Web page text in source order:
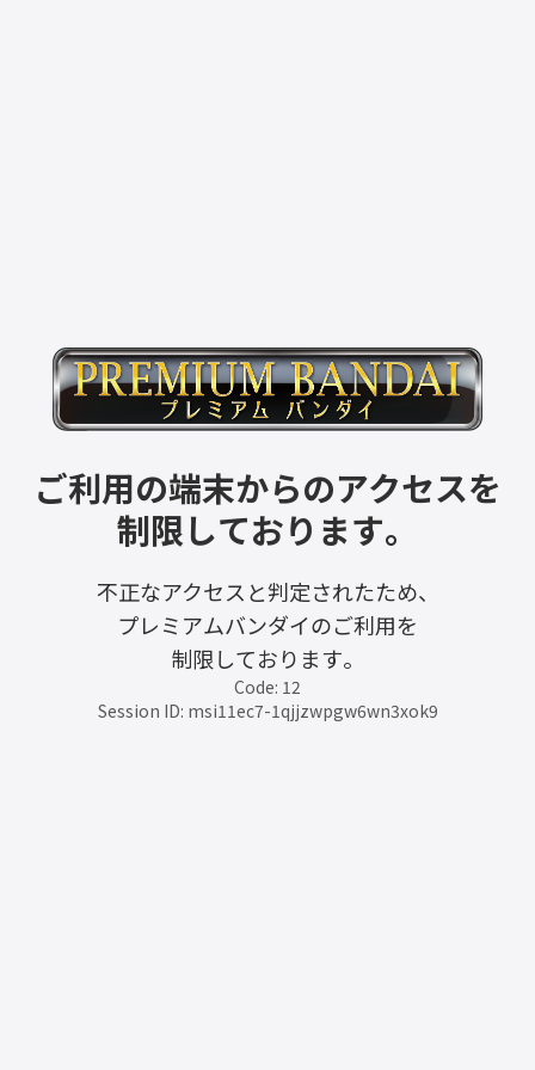
ご利用の端末からのアクセスを
制限しております。
不正なアクセスと判定されたため、
プレミアムバンダイのご利用を
制限しております。
Code: 12
Session ID: msi11ec7-1qjjzwpgw6wn3xok9